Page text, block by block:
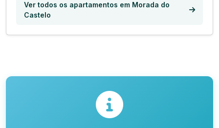
Ver todos os apartamentos em Morada do
Castelo